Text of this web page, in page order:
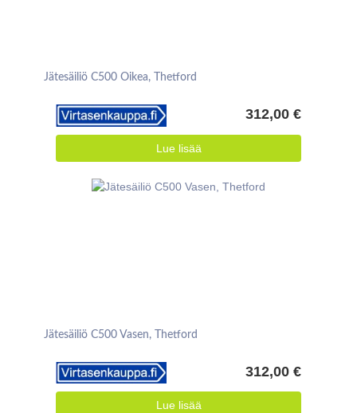
Jätesäiliö C500 Oikea, Thetford
312,00 €
Lue lisää
Jätesäiliö C500 Vasen, Thetford
312,00 €
Lue lisää